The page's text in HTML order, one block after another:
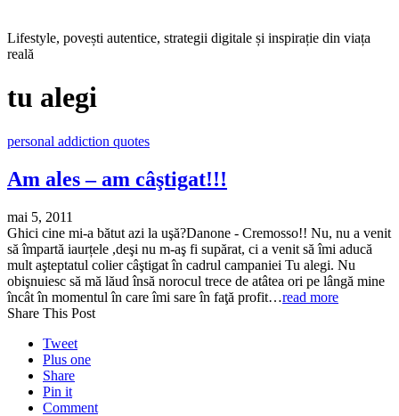
Lifestyle, povești autentice, strategii digitale și inspirație din viața
reală
tu alegi
personal addiction quotes
Am ales – am câştigat!!!
mai 5, 2011
Ghici cine mi-a bătut azi la uşă?Danone - Cremosso!! Nu, nu a venit
să împartă iaurțele ,deşi nu m-aş fi supărat, ci a venit să îmi aducă
mult aşteptatul colier câştigat în cadrul campaniei Tu alegi. Nu
obişnuiesc să mă lăud însă norocul trece de atâtea ori pe lângă mine
încât în momentul în care îmi sare în faţă profit…read more
Share This Post
Tweet
Plus one
Share
Pin it
Comment